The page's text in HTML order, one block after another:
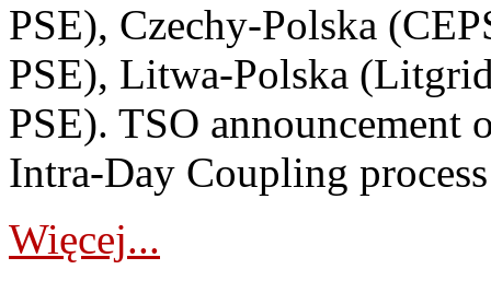
PSE), Czechy-Polska
PSE), Litwa-Polska
PSE). TSO announcement
Intra-Day Coupling
Więcej...